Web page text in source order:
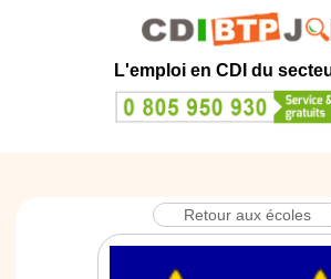
L'emploi en CDI du
Retour aux écoles